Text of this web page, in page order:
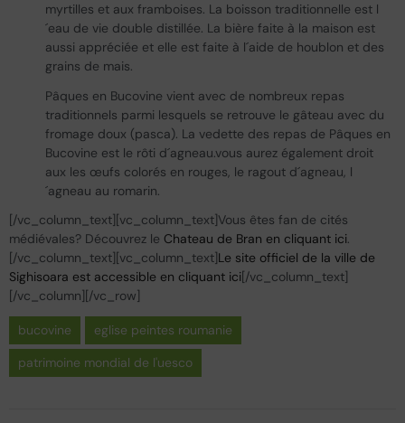
myrtilles et aux framboises. La boisson traditionnelle est l
´eau de vie double distillée. La bière faite à la maison est
aussi appréciée et elle est faite à l´aide de houblon et des
grains de mais.
Pâques en Bucovine vient avec de nombreux repas
traditionnels parmi lesquels se retrouve le gâteau avec du
fromage doux (pasca). La vedette des repas de Pâques en
Bucovine est le rôti d´agneau.vous aurez également droit
aux les œufs colorés en rouges, le ragout d´agneau, l
´agneau au romarin.
[/vc_column_text][vc_column_text]Vous êtes fan de cités
médiévales? Découvrez le Chateau de Bran en cliquant ici.
[/vc_column_text][vc_column_text]Le site officiel de la ville de
Sighisoara est accessible en cliquant ici[/vc_column_text]
[/vc_column][/vc_row]
bucovine
eglise peintes roumanie
patrimoine mondial de l'uesco